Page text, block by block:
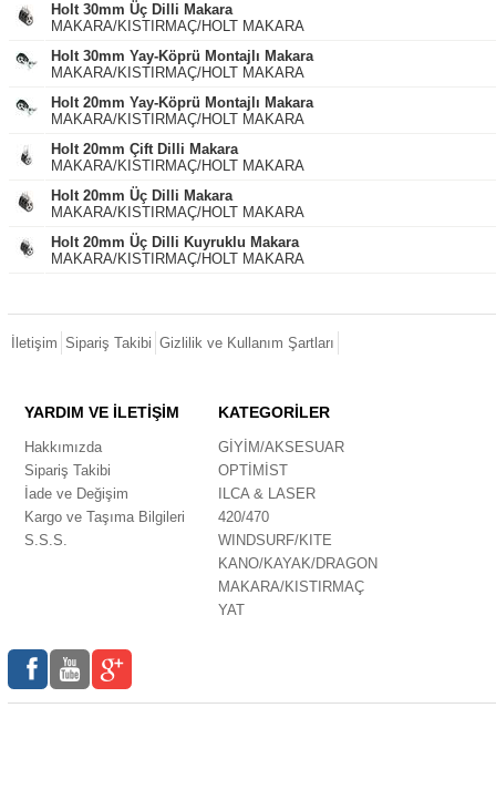
Holt 30mm Üç Dilli Makara
MAKARA/KISTIRMAÇ/HOLT MAKARA
Holt 30mm Yay-Köprü Montajlı Makara
MAKARA/KISTIRMAÇ/HOLT MAKARA
Holt 20mm Yay-Köprü Montajlı Makara
MAKARA/KISTIRMAÇ/HOLT MAKARA
Holt 20mm Çift Dilli Makara
MAKARA/KISTIRMAÇ/HOLT MAKARA
Holt 20mm Üç Dilli Makara
MAKARA/KISTIRMAÇ/HOLT MAKARA
Holt 20mm Üç Dilli Kuyruklu Makara
MAKARA/KISTIRMAÇ/HOLT MAKARA
İletişim Sipariş Takibi Gizlilik ve Kullanım Şartları
YARDIM VE İLETİŞİM
Hakkımızda
Sipariş Takibi
İade ve Değişim
Kargo ve Taşıma Bilgileri
S.S.S.
KATEGORİLER
GİYİM/AKSESUAR
OPTİMİST
ILCA & LASER
420/470
WINDSURF/KITE
KANO/KAYAK/DRAGON
MAKARA/KISTIRMAÇ
YAT